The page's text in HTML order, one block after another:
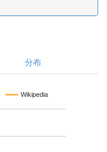
分布
Wikipedia